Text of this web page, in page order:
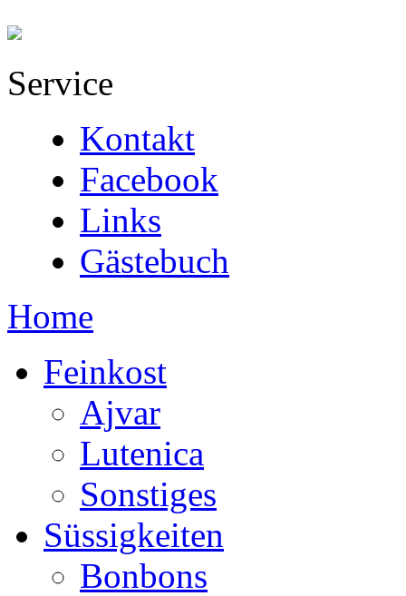
Service
Kontakt
Facebook
Links
Gästebuch
Home
Feinkost
Ajvar
Lutenica
Sonstiges
Süssigkeiten
Bonbons